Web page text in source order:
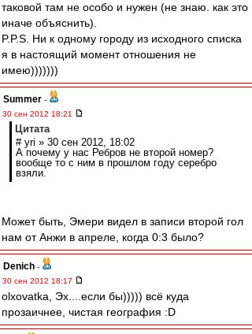
таковой там не особо и нужен (не знаю. как это
иначе объяснить).
P.P.S. Ни к одному городу из исходного списка
я в настоящий момент отношения не
имею)))))))
Summer -
30 сен 2012 18:21
Цитата
# yri » 30 сен 2012, 18:02
А почему у нас Ребров не второй номер?
вообще то с ним в прошлом году серебро
взяли.
Может быть, Эмери видел в записи второй гол
нам от Анжи в апреле, когда 0:3 было?
Denich -
30 сен 2012 18:17
olxovatka, Эх....если бы))))) всё куда
прозаичнее, чистая география :D